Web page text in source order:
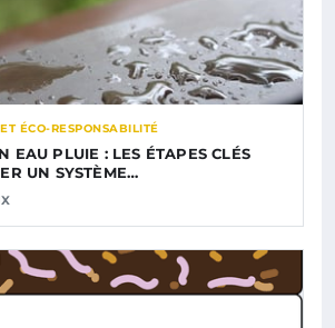
ÉCO-RESPONSABILITÉ
EAU PLUIE : LES ÉTAPES CLÉS
UN SYSTÈME…